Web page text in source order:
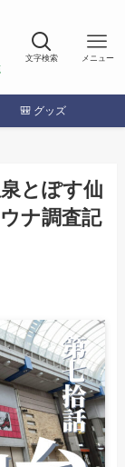
文字検索 メニュー
🎒 グッズ
とぽす仙
ナ調査記